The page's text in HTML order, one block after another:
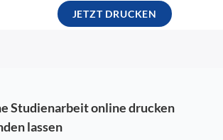
JETZT DRUCKEN
Studienarbeit online drucken
lassen